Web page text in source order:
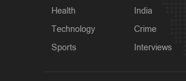
Health
Technology
Sports
India
Crime
Interviews